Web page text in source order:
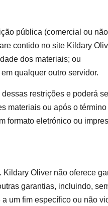
pública (comercial ou
contido no site Kildary
dos materiais; ou
qualquer outro servidor.
restrições e poderá
materiais ou após o
formato eletrónico ou
Kildary Oliver não oferece
garantias, incluindo,
um fim específico ou não